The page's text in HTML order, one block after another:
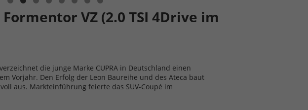
VZ (2.0 TSI 4Drive im
die junge Marke CUPRA in Deutschland einen
Vorjahr. Den Erfolg der Leon Baureihe und des Ateca baut
aus. Markteinführung feierte das SUV-Coupé im